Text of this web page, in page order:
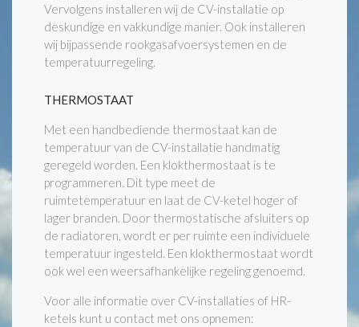
Vervolgens installeren wij de CV-installatie op
deskundige en vakkundige manier. Ook installeren
wij bijpassende rookgasafvoersystemen en de
temperatuurregeling.
THERMOSTAAT
Met een handbediende thermostaat kan de
temperatuur van de CV-installatie handmatig
geregeld worden. Een klokthermostaat is te
programmeren. Dit type meet de
ruimtetemperatuur en laat de CV-ketel hoger of
lager branden. Door thermostatische afsluiters op
de radiatoren, wordt er per ruimte een individuele
temperatuur ingesteld. Een klokthermostaat wordt
ook wel een weersafhankelijke regeling genoemd.
Voor alle informatie over CV-installaties of HR-
ketels kunt u contact met ons opnemen: